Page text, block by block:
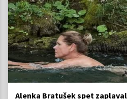
Alenka Bratušek spet